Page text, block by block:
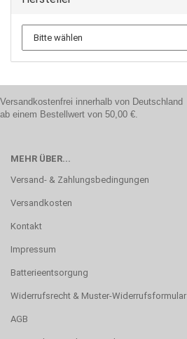
Versandkostenfrei innerhalb von Deutschland
ab einem Bestellwert von 50,00 €.
MEHR ÜBER...
Versand- & Zahlungsbedingungen
Versandkosten
Kontakt
Impressum
Batterieentsorgung
Widerrufsrecht & Muster-Widerrufsformular
AGB